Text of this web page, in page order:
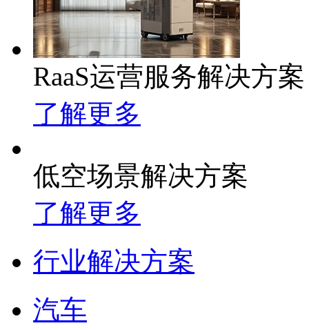
RaaS运营服务解决方案
了解更多
低空场景解决方案
了解更多
行业解决方案
汽车